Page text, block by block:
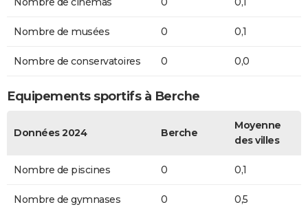
Nombre de musées 0 0,1
Nombre de conservatoires 0 0,0
Equipements sportifs à Berche
Données 2024 Berche
Moyenne
des villes
Nombre de piscines 0 0,1
Nombre de gymnases 0 0,5